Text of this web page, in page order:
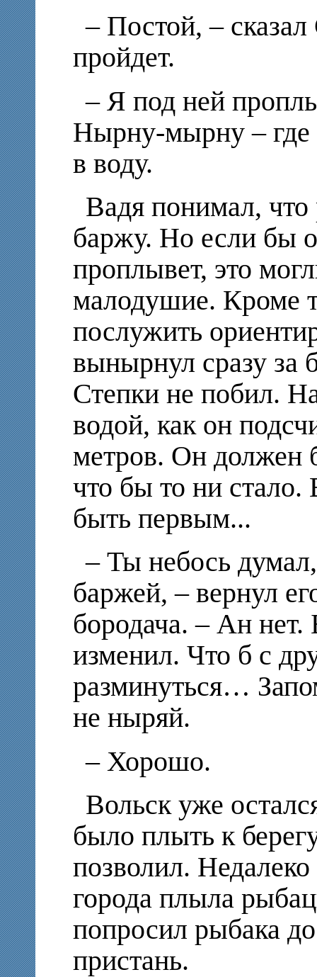
– Постой, –
пройдет.
– Я под ней
Нырну-мырну –
в воду.
Вадя понимал, что
баржу. Но если бы
проплывет, это
малодушие. Кроме
послужить
вынырнул сразу за
Степки не побил.
водой, как он
метров. Он должен
что бы то ни стало.
быть первым...
– Ты небось
баржей, – вернул
бородача. – Ан
изменил. Что б с
разминуться…
не ныряй.
– Хорошо.
Вольск уже
было плыть к
позволил.
города плыла
попросил рыбака
пристань.